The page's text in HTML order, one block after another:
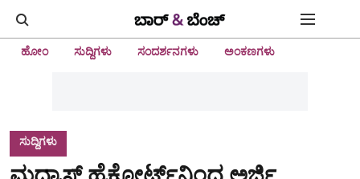
ಹೋಂ ಸುದ್ದಿಗಳು ಸಂದರ್ಶನಗಳು ಅಂಕಣಗಳು
ಸುದ್ದಿಗಳು